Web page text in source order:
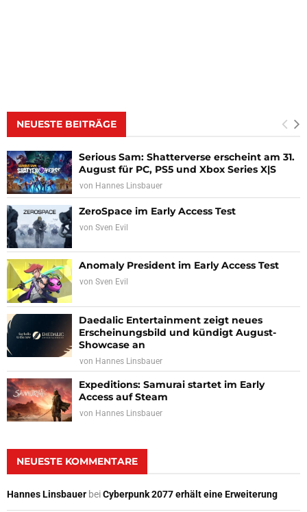
NEUESTE BEITRÄGE
Serious Sam: Shatterverse erscheint am 31.
August für PC, PS5 und Xbox Series X|S
von Hannes Linsbauer
ZeroSpace im Early Access Test
von Sven Evil
Anomaly President im Early Access Test
von Sven Evil
Daedalic Entertainment zeigt neues
Erscheinungsbild und kündigt August-
Showcase an
von Hannes Linsbauer
Expeditions: Samurai startet im Early
Access auf Steam
von Hannes Linsbauer
NEUESTE KOMMENTARE
Hannes Linsbauer beiCyberpunk 2077 erhält eine Erweiterung